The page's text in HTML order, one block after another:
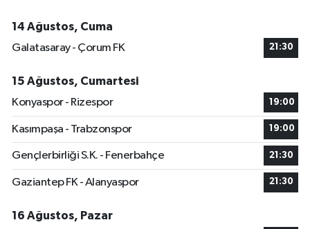
14 Ağustos, Cuma
Galatasaray - Çorum FK
21:30
15 Ağustos, Cumartesi
Konyaspor - Rizespor
19:00
Kasımpaşa - Trabzonspor 19:00
Gençlerbirliği S.K. - Fenerbahçe 21:30
Gaziantep FK - Alanyaspor 21:30
16 Ağustos, Pazar